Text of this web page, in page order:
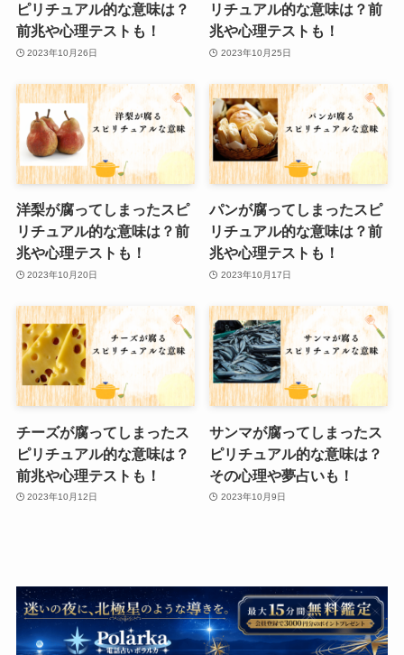
ピリチュアル的な意味は？
前兆や心理テストも！
2023年10月26日
リチュアル的な意味は？前
兆や心理テストも！
2023年10月25日
洋梨が腐ってしまったスピ
リチュアル的な意味は？前
兆や心理テストも！
2023年10月20日
パンが腐ってしまったスピ
リチュアル的な意味は？前
兆や心理テストも！
2023年10月17日
チーズが腐ってしまったス
ピリチュアル的な意味は？
前兆や心理テストも！
2023年10月12日
サンマが腐ってしまったス
ピリチュアル的な意味は？
その心理や夢占いも！
2023年10月9日